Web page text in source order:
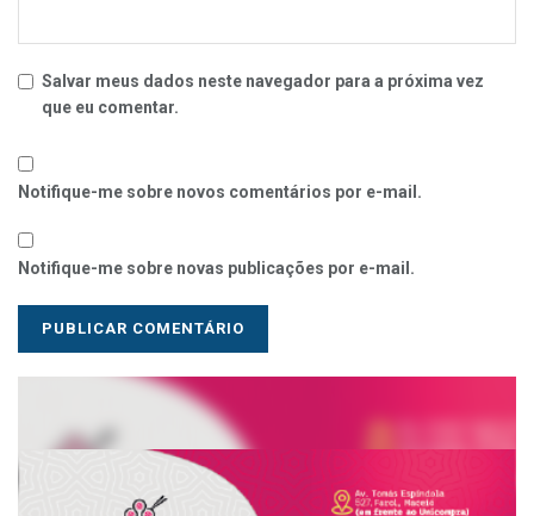
Salvar meus dados neste navegador para a próxima vez
que eu comentar.
Notifique-me sobre novos comentários por e-mail.
Notifique-me sobre novas publicações por e-mail.